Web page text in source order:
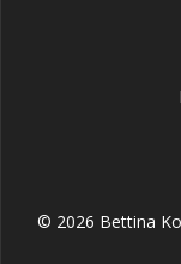
© 2026 Bettina